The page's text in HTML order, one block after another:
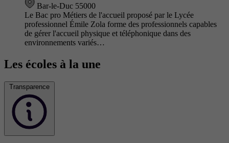
Bar-le-Duc 55000
Le Bac pro Métiers de l'accueil proposé par le Lycée
professionnel Émile Zola forme des professionnels capables
de gérer l'accueil physique et téléphonique dans des
environnements variés…
Les écoles à la une
Transparence